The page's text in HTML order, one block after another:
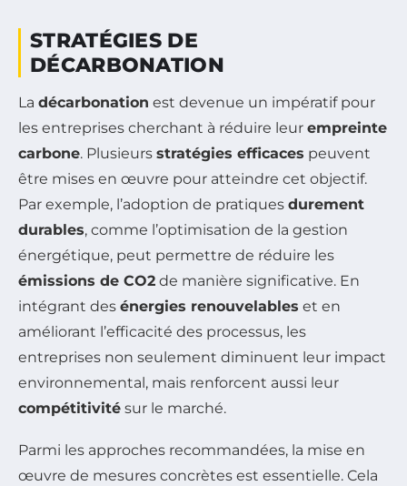
STRATÉGIES DE
DÉCARBONATION
La décarbonation est devenue un impératif pour
les entreprises cherchant à réduire leur empreinte
carbone. Plusieurs stratégies efficaces peuvent
être mises en œuvre pour atteindre cet objectif.
Par exemple, l’adoption de pratiques durement
durables, comme l’optimisation de la gestion
énergétique, peut permettre de réduire les
émissions de CO2 de manière significative. En
intégrant des énergies renouvelables et en
améliorant l’efficacité des processus, les
entreprises non seulement diminuent leur impact
environnemental, mais renforcent aussi leur
compétitivité sur le marché.
Parmi les approches recommandées, la mise en
œuvre de mesures concrètes est essentielle. Cela